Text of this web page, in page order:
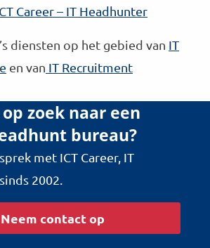
Career – IT Headhunter
diensten op het gebied van IT
en van IT Recruitment
zoek naar een
bureau?
met ICT Career, IT
2002.
Neem contact op